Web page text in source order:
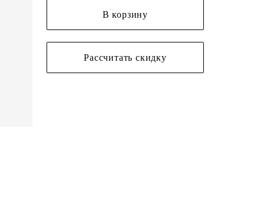
В корзину
Рассчитать скидку